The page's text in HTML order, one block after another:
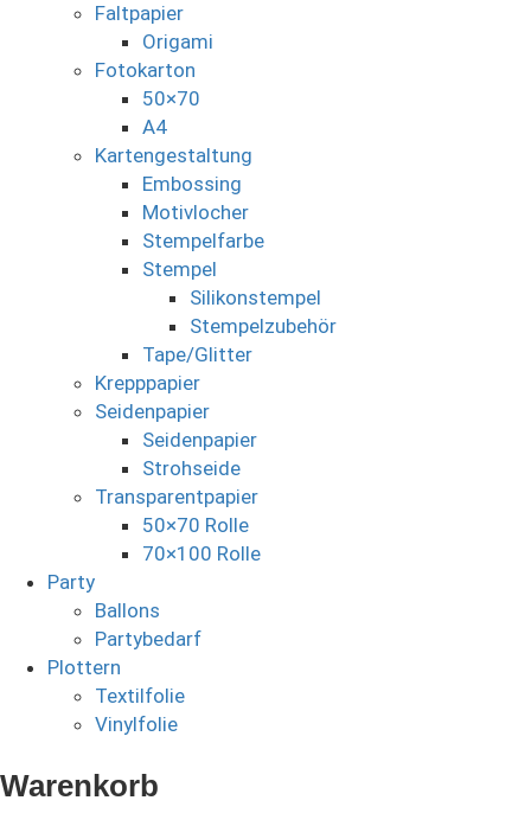
Faltpapier
Origami
Fotokarton
50×70
A4
Kartengestaltung
Embossing
Motivlocher
Stempelfarbe
Stempel
Silikonstempel
Stempelzubehör
Tape/Glitter
Krepppapier
Seidenpapier
Seidenpapier
Strohseide
Transparentpapier
50×70 Rolle
70×100 Rolle
Party
Ballons
Partybedarf
Plottern
Textilfolie
Vinylfolie
Warenkorb